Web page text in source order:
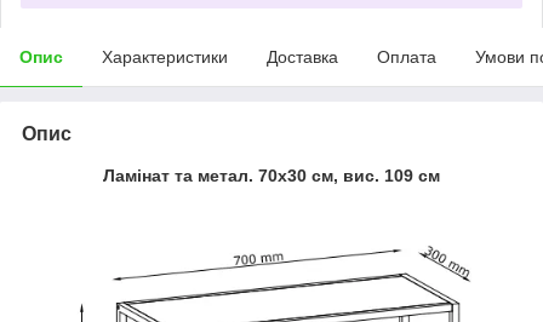
Опис Характеристики Доставка Оплата Умови
Опис
Ламінат та метал. 70х30 см, вис. 109 см